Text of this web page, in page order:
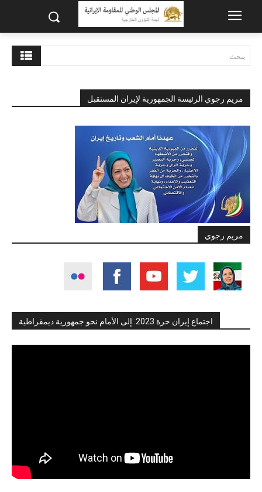
يبحث
مريم رجوي الرئيسة الجمهورية لإيران المستقبل
مريم رجوي
اجتماع إيران حرة 2023: إلى الأمام نحو جمهورية ديمقراطية